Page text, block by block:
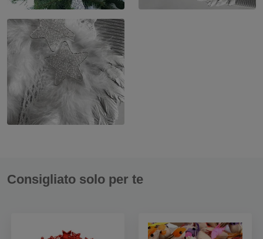
Consigliato solo per te